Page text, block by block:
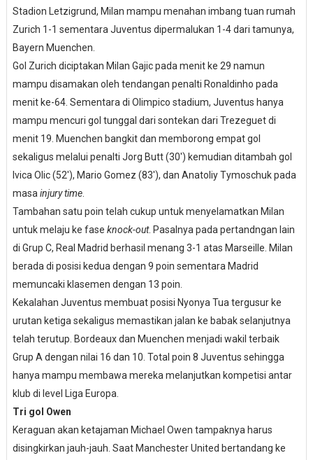
Stadion Letzigrund, Milan mampu menahan imbang tuan rumah
Zurich 1-1 sementara Juventus dipermalukan 1-4 dari tamunya,
Bayern Muenchen.
Gol Zurich diciptakan Milan Gajic pada menit ke 29 namun
mampu disamakan oleh tendangan penalti Ronaldinho pada
menit ke-64. Sementara di Olimpico stadium, Juventus hanya
mampu mencuri gol tunggal dari sontekan dari Trezeguet di
menit 19. Muenchen bangkit dan memborong empat gol
sekaligus melalui penalti Jorg Butt (30') kemudian ditambah gol
Ivica Olic (52'), Mario Gomez (83'), dan Anatoliy Tymoschuk pada
masainjury time.
Tambahan satu poin telah cukup untuk menyelamatkan Milan
untuk melaju ke fase knock-out. Pasalnya pada pertandngan lain
di Grup C, Real Madrid berhasil menang 3-1 atas Marseille. Milan
berada di posisi kedua dengan 9 poin sementara Madrid
memuncaki klasemen dengan 13 poin.
Kekalahan Juventus membuat posisi Nyonya Tua tergusur ke
urutan ketiga sekaligus memastikan jalan ke babak selanjutnya
telah terutup. Bordeaux dan Muenchen menjadi wakil terbaik
Grup A dengan nilai 16 dan 10. Total poin 8 Juventus sehingga
hanya mampu membawa mereka melanjutkan kompetisi antar
klub di level Liga Europa.
Tri gol Owen
Keraguan akan ketajaman Michael Owen tampaknya harus
disingkirkan jauh-jauh. Saat Manchester United bertandang ke